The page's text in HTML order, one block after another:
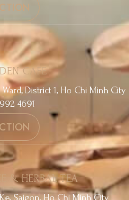
CAFE
District 1, Ho Chi Minh City
4691
& HERBAL TEA
Saigon, Ho Chi Minh City